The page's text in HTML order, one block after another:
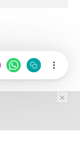
Vintage